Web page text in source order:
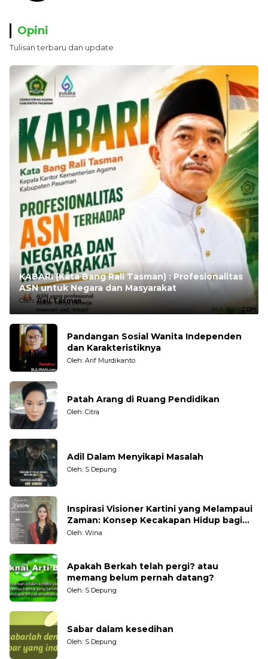
Opini
Tulisan terbaru dan update
KABARI (Kata Bang Rali Tasman) : Profesionalitas
ASN untuk Negara dan Masyarakat
Oleh:Rali Tasman
Pandangan Sosial Wanita Independen
dan Karakteristiknya
Oleh: Arif Murdikanto
Patah Arang di Ruang Pendidikan
Oleh: Citra
Adil Dalam Menyikapi Masalah
Oleh: S Depung
Inspirasi Visioner Kartini yang Melampaui
Zaman: Konsep Kecakapan Hidup bagi
Generasi Muda
Oleh: Wina
Apakah Berkah telah pergi? atau
memang belum pernah datang?
Oleh: S Depung
Sabar dalam kesedihan
Oleh: S Depung